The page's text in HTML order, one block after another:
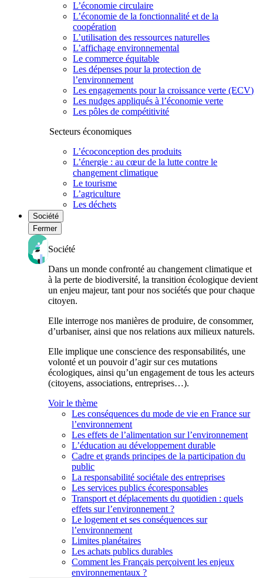
L’économie circulaire
L’économie de la fonctionnalité et de la
coopération
L’utilisation des ressources naturelles
L’affichage environnemental
Le commerce équitable
Les dépenses pour la protection de
l’environnement
Les engagements pour la croissance verte (ECV)
Les nudges appliqués à l’économie verte
Les pôles de compétitivité
Secteurs économiques
L’écoconception des produits
L’énergie : au cœur de la lutte contre le
changement climatique
Le tourisme
L’agriculture
Les déchets
Société
Fermer
Société
Dans un monde confronté au changement climatique et
à la perte de biodiversité, la transition écologique devient
un enjeu majeur, tant pour nos sociétés que pour chaque
citoyen.
Elle interroge nos manières de produire, de consommer,
d’urbaniser, ainsi que nos relations aux milieux naturels.
Elle implique une conscience des responsabilités, une
volonté et un pouvoir d’agir sur ces mutations
écologiques, ainsi qu’un engagement de tous les acteurs
(citoyens, associations, entreprises…).
Voir le thème
Les conséquences du mode de vie en France sur
l’environnement
Les effets de l’alimentation sur l’environnement
L’éducation au développement durable
Cadre et grands principes de la participation du
public
La responsabilité sociétale des entreprises
Les services publics écoresponsables
Transport et déplacements du quotidien : quels
effets sur l’environnement ?
Le logement et ses conséquences sur
l’environnement
Limites planétaires
Les achats publics durables
Comment les Français perçoivent les enjeux
environnementaux ?